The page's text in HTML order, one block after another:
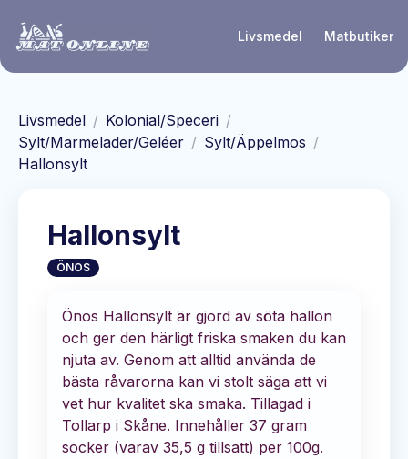
Livsmedel Matbutiker
Livsmedel / Kolonial/Speceri /
Sylt/Marmelader/Geléer / Sylt/Äppelmos /
Hallonsylt
Hallonsylt
ÖNOS
Önos Hallonsylt är gjord av söta hallon
och ger den härligt friska smaken du kan
njuta av. Genom att alltid använda de
bästa råvarorna kan vi stolt säga att vi
vet hur kvalitet ska smaka. Tillagad i
Tollarp i Skåne. Innehåller 37 gram
socker (varav 35,5 g tillsatt) per 100g.